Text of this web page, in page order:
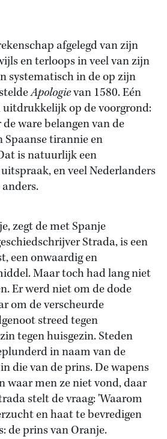
afgelegd van zijn
en terloops in veel van zijn
systematisch in de op zijn
Apologievan 1580. Eén
op de voorgrond:
ware belangen van de
Spaanse tirannie en
is natuurlijk een
en veel Nederlanders
zegt de met Spanje
Strada, is een
een onwaardig en
Maar toch had lang niet
Er werd niet om de dode
om de verscheurde
streed tegen
tegen huisgezin. Steden
in naam van de
die van de prins. De wapens
waar men ze niet vond, daar
stelt de vraag: 'Waarom
en haat te bevredigen
de prins van Oranje.